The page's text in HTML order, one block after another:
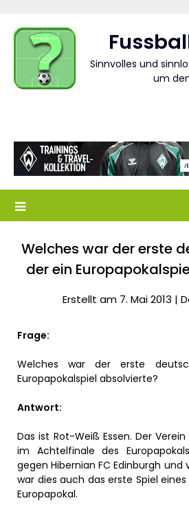
content
Sinnvolles und
um
Welches war der erste
der ein
Erstellt am 7. Mai 2013 |
Frage:
Welches war der erste
Europapokalspiel absolvierte?
Antwort:
Das ist Rot-Weiß Essen. Der Verein
im Achtelfinale des
gegen Hibernian FC Edinburgh und
war dies auch das erste Spiel
Europapokal.